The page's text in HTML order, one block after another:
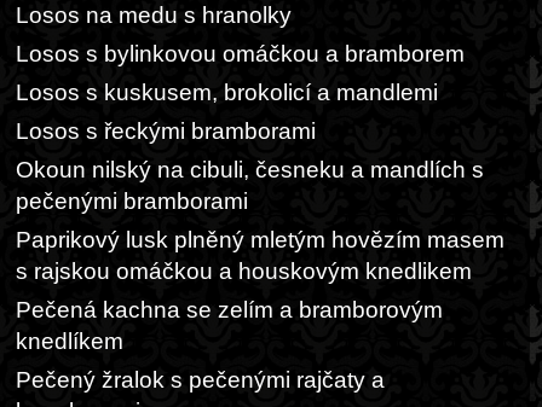
Losos na medu s hranolky
Losos s bylinkovou omáčkou a bramborem
Losos s kuskusem, brokolicí a mandlemi
Losos s řeckými bramborami
Okoun nilský na cibuli, česneku a mandlích s
pečenými bramborami
Paprikový lusk plněný mletým hovězím masem
s rajskou omáčkou a houskovým knedlikem
Pečená kachna se zelím a bramborovým
knedlíkem
Pečený žralok s pečenými rajčaty a